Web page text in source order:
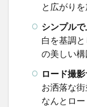
と広がりを
シンプル
白を基調
の美しい構
ロード撮
お洒落な
なんとロ